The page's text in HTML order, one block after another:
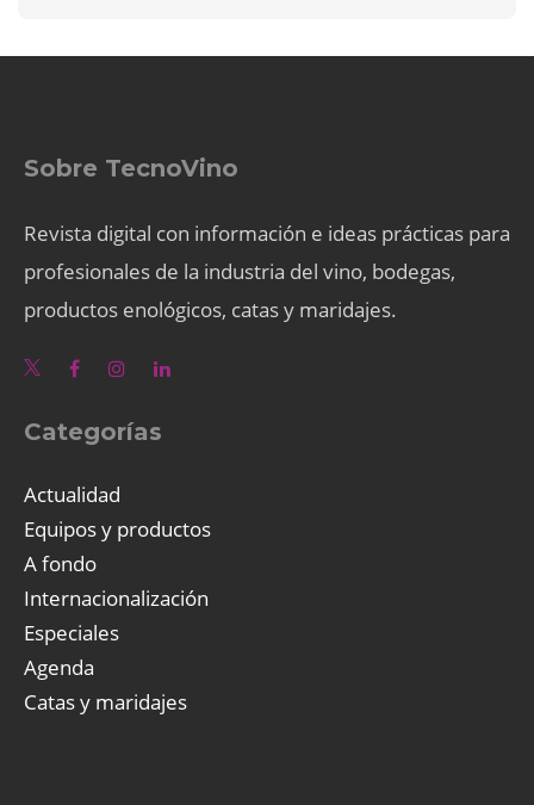
Sobre TecnoVino
Revista digital con información e ideas prácticas para
profesionales de la industria del vino, bodegas,
productos enológicos, catas y maridajes.
Categorías
Actualidad
Equipos y productos
A fondo
Internacionalización
Especiales
Agenda
Catas y maridajes